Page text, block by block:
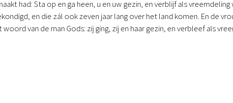
had: Sta op en ga heen, u en uw gezin, en verblijf als
en die zál ook zeven jaar lang over het land komen. En de
van de man Gods: zij ging, zij en haar gezin, en verbleef als